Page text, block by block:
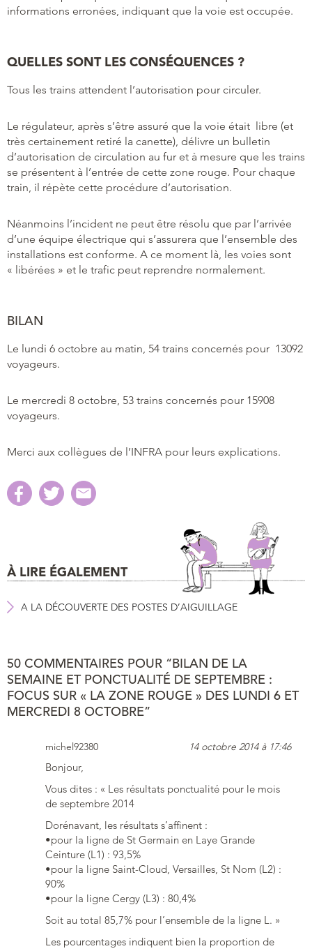
informations erronées, indiquant que la voie est occupée.
QUELLES SONT LES CONSÉQUENCES ?
Tous les trains attendent l’autorisation pour circuler.
Le régulateur, après s’être assuré que la voie était libre (et
très certainement retiré la canette), délivre un bulletin
d’autorisation de circulation au fur et à mesure que les trains
se présentent à l’entrée de cette zone rouge. Pour chaque
train, il répète cette procédure d’autorisation.
Néanmoins l’incident ne peut être résolu que par l’arrivée
d’une équipe électrique qui s’assurera que l’ensemble des
installations est conforme. A ce moment là, les voies sont
« libérées » et le trafic peut reprendre normalement.
BILAN
Le lundi 6 octobre au matin, 54 trains concernés pour 13092
voyageurs.
Le mercredi 8 octobre, 53 trains concernés pour 15908
voyageurs.
Merci aux collègues de l’INFRA pour leurs explications.
À LIRE ÉGALEMENT
A LA DÉCOUVERTE DES POSTES D’AIGUILLAGE
50 COMMENTAIRES POUR “BILAN DE LA
SEMAINE ET PONCTUALITÉ DE SEPTEMBRE :
FOCUS SUR « LA ZONE ROUGE » DES LUNDI 6 ET
MERCREDI 8 OCTOBRE”
michel92380 14 octobre 2014 à 17:46
Bonjour,
Vous dites : « Les résultats ponctualité pour le mois
de septembre 2014
Dorénavant, les résultats s’affinent :
•pour la ligne de St Germain en Laye Grande
Ceinture (L1) : 93,5%
•pour la ligne Saint-Cloud, Versailles, St Nom (L2) :
90%
•pour la ligne Cergy (L3) : 80,4%
Soit au total 85,7% pour l’ensemble de la ligne L. »
Les pourcentages indiquent bien la proportion de